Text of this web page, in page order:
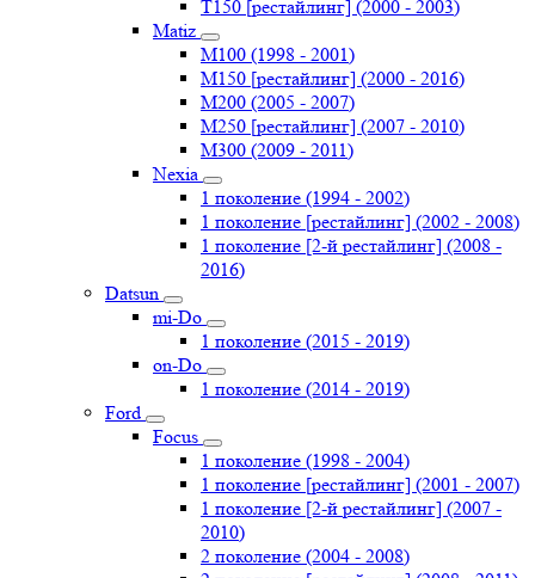
T150 [рестайлинг] (2000 - 2003)
Matiz
M100 (1998 - 2001)
M150 [рестайлинг] (2000 - 2016)
M200 (2005 - 2007)
M250 [рестайлинг] (2007 - 2010)
M300 (2009 - 2011)
Nexia
1 поколение (1994 - 2002)
1 поколение [рестайлинг] (2002 - 2008)
1 поколение [2-й рестайлинг] (2008 -
2016)
Datsun
mi-Do
1 поколение (2015 - 2019)
on-Do
1 поколение (2014 - 2019)
Ford
Focus
1 поколение (1998 - 2004)
1 поколение [рестайлинг] (2001 - 2007)
1 поколение [2-й рестайлинг] (2007 -
2010)
2 поколение (2004 - 2008)